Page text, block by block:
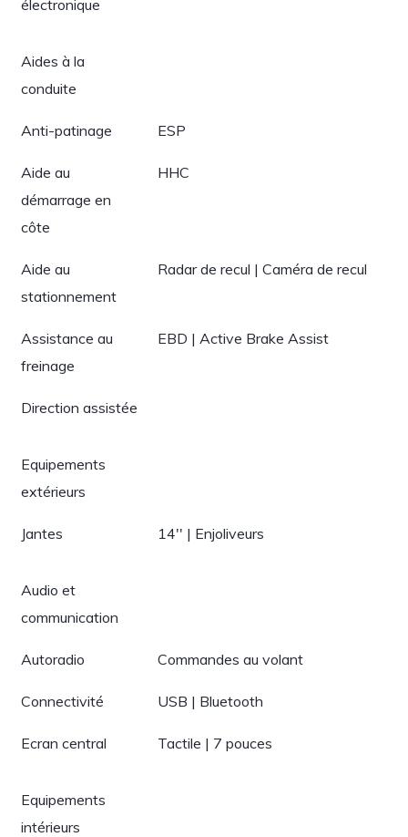
électronique
Aides à la
conduite
Anti-patinage ESP
Aide au
démarrage en
côte
HHC
Aide au
stationnement
Radar de recul | Caméra de recul
Assistance au
freinage
EBD | Active Brake Assist
Direction assistée
Equipements
extérieurs
Jantes 14'' | Enjoliveurs
Audio et
communication
Autoradio Commandes au volant
Connectivité USB | Bluetooth
Ecran central Tactile | 7 pouces
Equipements
intérieurs